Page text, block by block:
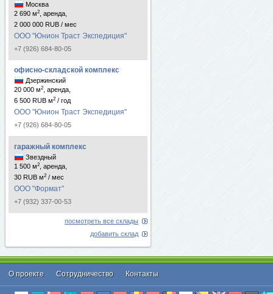
Москва
2 690 м2
, аренда,
2 000 000 RUB / мес
ООО "Юнион Траст Экспедиция"
+7 (926) 684-80-05
офисно-складской комплекс
Дзержинский
20 000 м2
, аренда,
6 500 RUB м2 / год
ООО "Юнион Траст Экспедиция"
+7 (926) 684-80-05
гаражный комплекс
Звездный
1 500 м2
, аренда,
30 RUB м2 / мес
ООО "Формат"
+7 (932) 337-00-53
посмотреть все склады
добавить склад
О проекте Cотрудничество Контакты